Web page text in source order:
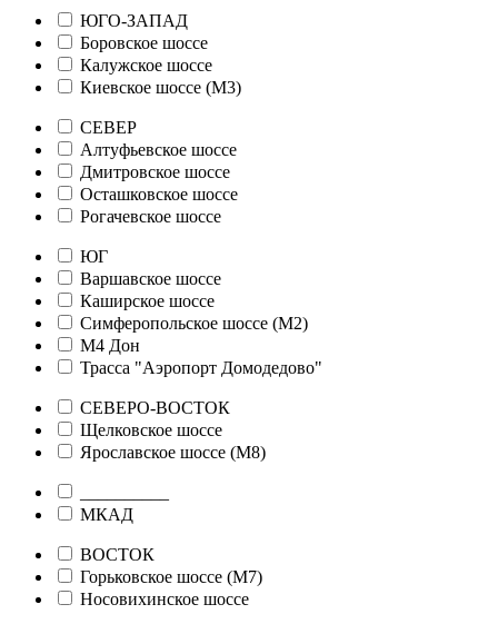
ЮГО-ЗАПАД
Боровское шоссе
Калужское шоссе
Киевское шоссе (М3)
СЕВЕР
Алтуфьевское шоссе
Дмитровское шоссе
Осташковское шоссе
Рогачевское шоссе
ЮГ
Варшавское шоссе
Каширское шоссе
Симферопольское шоссе (М2)
М4 Дон
Трасса "Аэропорт Домодедово"
СЕВЕРО-ВОСТОК
Щелковское шоссе
Ярославское шоссе (М8)
МКАД
ВОСТОК
Горьковское шоссе (М7)
Носовихинское шоссе